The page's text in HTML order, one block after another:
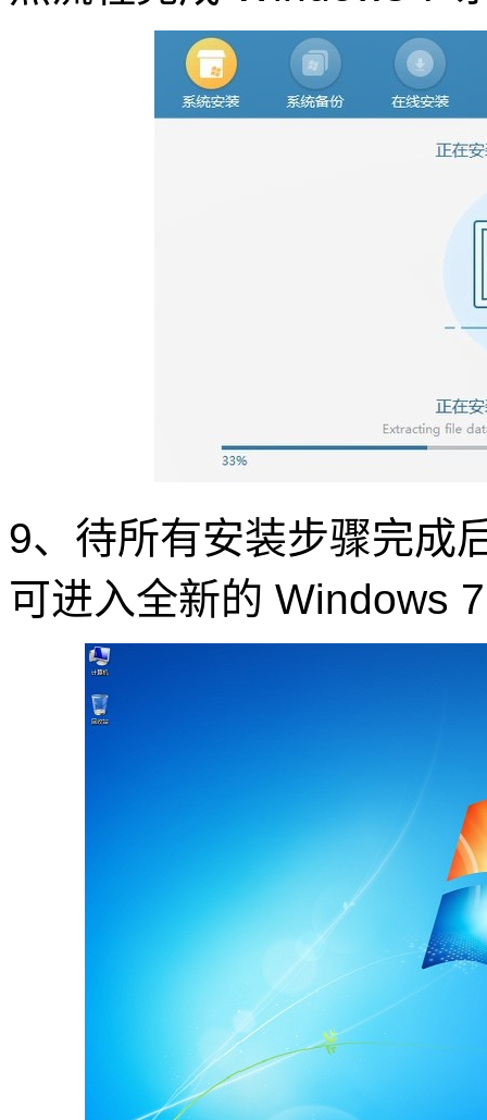
9、待所有安装步骤完成
可进入全新的 Windows